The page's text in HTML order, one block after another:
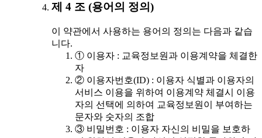
제 4 조 (용어의 정의)
이 약관에서 사용하는 용어의 정의는 다음과 같습
니다.
① 이용자 : 교육정보원과 이용계약을 체결한
자
② 이용자번호(ID) : 이용자 식별과 이용자의
서비스 이용을 위하여 이용계약 체결시 이용
자의 선택에 의하여 교육정보원이 부여하는
문자와 숫자의 조합
③ 비밀번호 : 이용자 자신의 비밀을 보호하